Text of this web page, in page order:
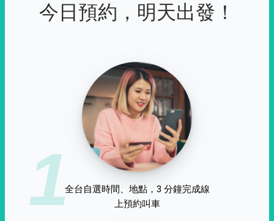
今日預約，明天出發！
1全台自選時間、地點，3 分鐘完成線
上預約叫車